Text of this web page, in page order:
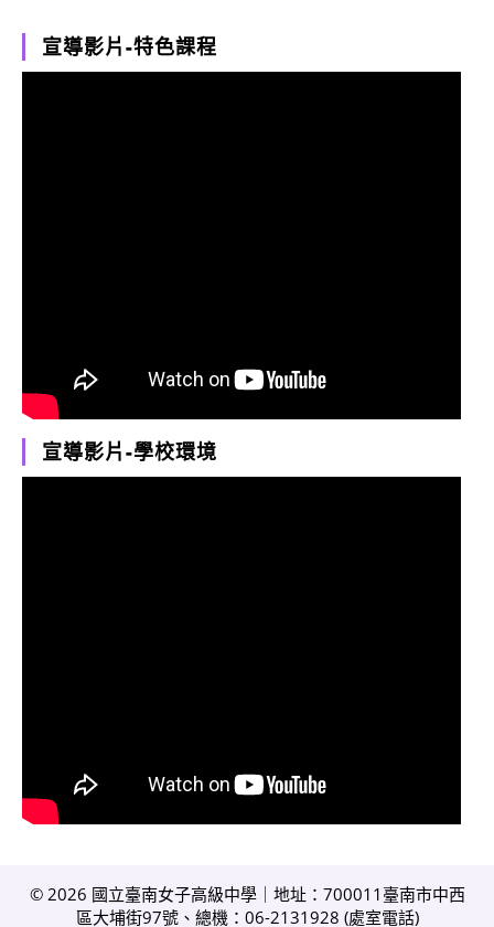
宣導影片-特色課程
宣導影片-學校環境
© 2026 國立臺南女子高級中學｜地址：700011臺南市中西
區大埔街97號、總機：06-2131928 (處室電話)